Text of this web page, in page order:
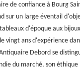
de confiance à Bourg
sur un large éventail
d'époque aux
vingt ans d'expérience
Debord se
du marché, son éthique